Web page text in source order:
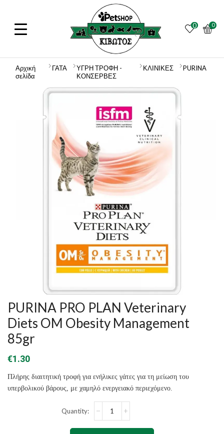
0 0
Αρχική
σελίδα
ΓΑΤΑ
ΥΓΡΗ ΤΡΟΦΗ -
ΚΟΝΣΕΡΒΕΣ
ΚΛΙΝΙΚΕΣ PURINA
PURINA PRO PLAN Veterinary
Diets OM Obesity Management
85gr
€1.30
Πλήρης διαιτητική τροφή για ενήλικες γάτες για τη μείωση του
υπερβολικού βάρους, με χαμηλό ενεργειακό περιεχόμενο.